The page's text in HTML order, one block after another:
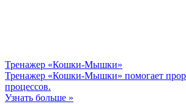
Тренажер «Кошки-Мышки»
Тренажер «Кошки-Мышки» помогает
процессов.
Узнать больше »